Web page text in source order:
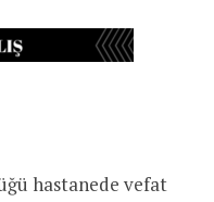
hastanede vefat